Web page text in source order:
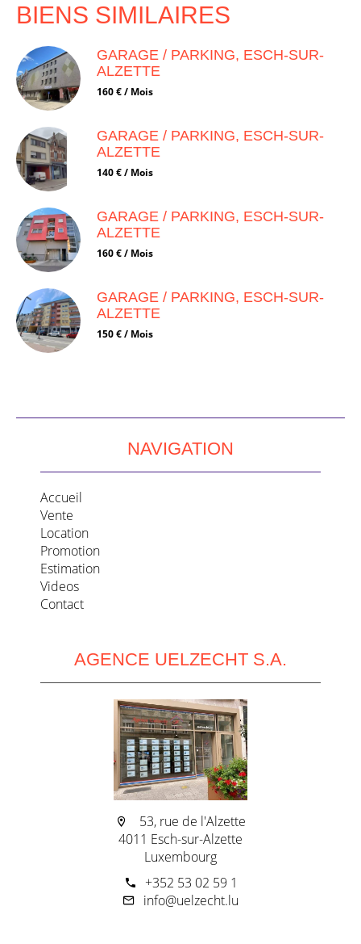
BIENS SIMILAIRES
GARAGE / PARKING, ESCH-SUR-
ALZETTE
160 € / Mois
GARAGE / PARKING, ESCH-SUR-
ALZETTE
140 € / Mois
GARAGE / PARKING, ESCH-SUR-
ALZETTE
160 € / Mois
GARAGE / PARKING, ESCH-SUR-
ALZETTE
150 € / Mois
NAVIGATION
Accueil
Vente
Location
Promotion
Estimation
Videos
Contact
AGENCE UELZECHT S.A.
53, rue de l'Alzette
4011 Esch-sur-Alzette
Luxembourg
+352 53 02 59 1
info@uelzecht.lu